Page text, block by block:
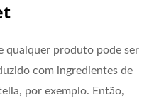
qualquer produto pode ser
com ingredientes de
por exemplo. Então,